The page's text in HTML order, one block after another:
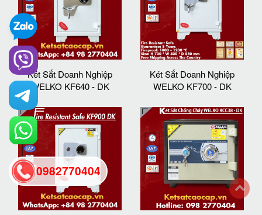
Két Sắt Doanh Nghiệp
WELKO KF640 - DK
Két Sắt Doanh Nghiệp
WELKO KF700 - DK
0982770404
back